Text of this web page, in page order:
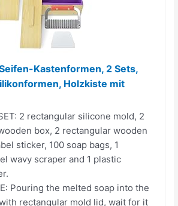
Kastenformen, 2 Sets,
Holzkiste mit
2 rectangular silicone mold, 2
box, 2 rectangular wooden
sticker, 100 soap bags, 1
wavy scraper and 1 plastic
Pouring the melted soap into the
rectangular mold lid, wait for it